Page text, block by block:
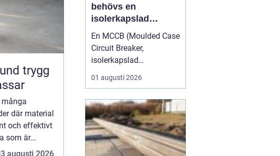
många
där material
och effektivt
som är
augusti 2026
behövs en
isolerkapslad
effektbrytare?
En MCCB (Moulded Case
Circuit Breaker,
isolerkapslad
effektbrytare) är hjärtat i
många moderna
skyddar kablar,
komponenter och
människor mot överlast
och kortslutning, och
01 augusti 2026